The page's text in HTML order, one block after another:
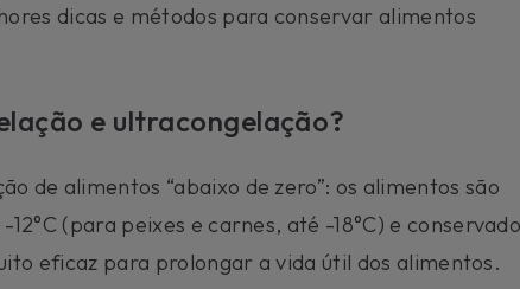
dicas e métodos para conservar alimentos
e ultracongelação?
de alimentos “abaixo de zero”: os alimentos são
(para peixes e carnes, até -18°C) e
eficaz para prolongar a vida útil dos alimentos.